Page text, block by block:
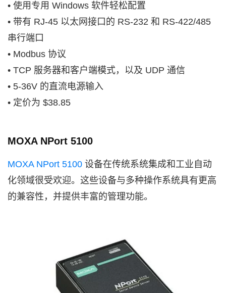
• 使用专用 Windows 软件轻松配置
• 带有 RJ-45 以太网接口的 RS-232 和 RS-422/485
串行端口
• Modbus 协议
• TCP 服务器和客户端模式，以及 UDP 通信
• 5-36V 的直流电源输入
• 定价为 $38.85
MOXA NPort 5100
MOXA NPort 5100 设备在传统系统集成和工业自动
化领域很受欢迎。这些设备与多种操作系统具有更高
的兼容性，并提供丰富的管理功能。